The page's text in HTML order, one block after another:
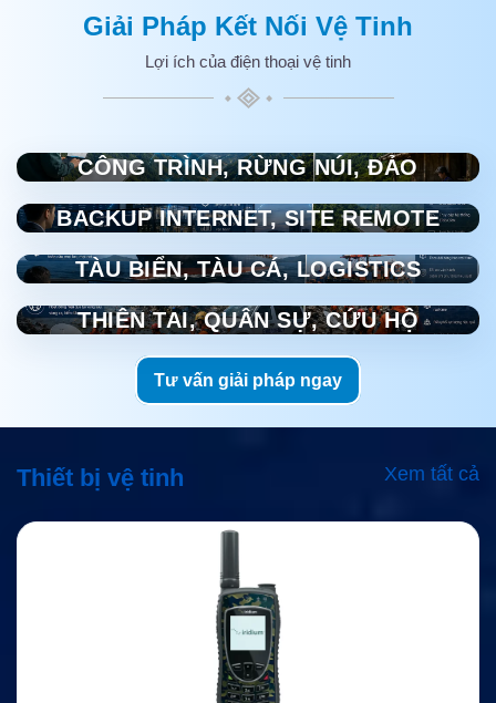
Giải Pháp Kết Nối Vệ Tinh
Lợi ích của điện thoại vệ tinh
CÔNG TRÌNH, RỪNG NÚI, ĐẢO
BACKUP INTERNET, SITE REMOTE
TÀU BIỂN, TÀU CÁ, LOGISTICS
THIÊN TAI, QUÂN SỰ, CỨU HỘ
Tư vấn giải pháp ngay
Thiết bị vệ tinh Xem tất cả